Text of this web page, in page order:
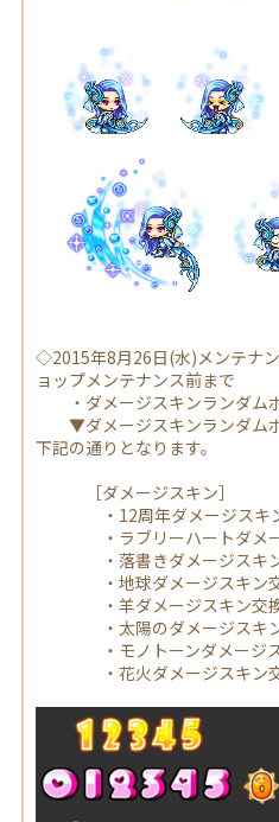
◇2015年8月26日(水)メンテナ
ョップメンテナンス前まで
・ダメージスキンランダム
▼ダメージスキンランダム
下記の通りとなります。
［ダメージスキン］
・12周年ダメージスキン
・ラブリーハートダメー
・落書きダメージスキン
・地球ダメージスキン交
・羊ダメージスキン交換
・太陽のダメージスキン
・モノトーンダメージス
・花火ダメージスキン交